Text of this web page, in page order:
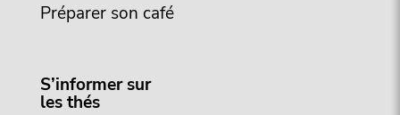
Préparer son café
S’informer sur
les thés